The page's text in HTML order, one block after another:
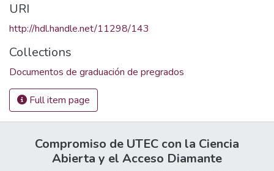
URI
http://hdl.handle.net/11298/143
Collections
Documentos de graduación de pregrados
Full item page
Compromiso de UTEC con la Ciencia
Abierta y el Acceso Diamante